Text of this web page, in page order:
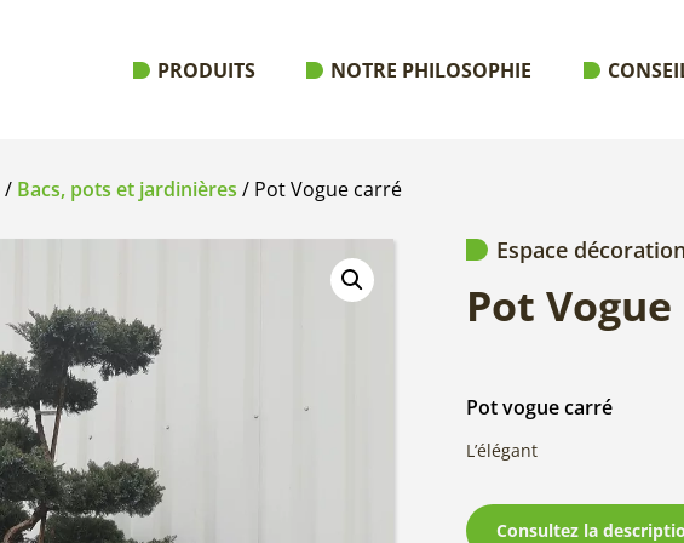
PRODUITS NOTRE PHILOSOPHIE
/ Bacs, pots et jardinières / Pot Vogue carré
Espace
Pot
Pot vogue carré
L’élégant
Consultez la